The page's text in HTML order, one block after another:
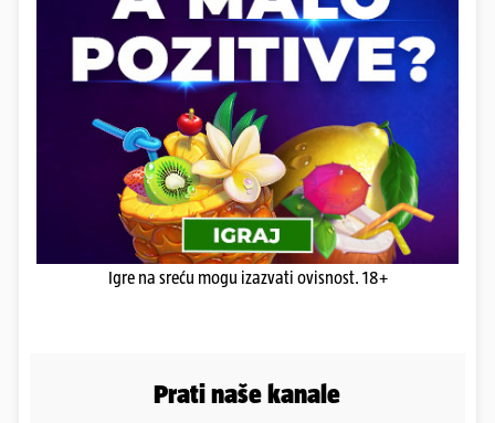
Igre na sreću mogu izazvati ovisnost. 18+
Prati naše kanale